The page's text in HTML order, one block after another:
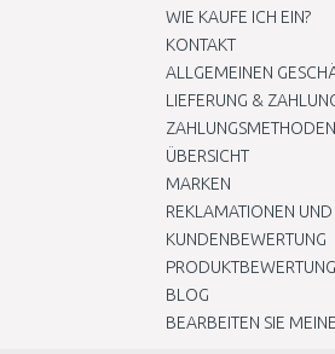
WIE KAUFE ICH EIN?
KONTAKT
ALLGEMEINEN
LIEFERUNG &
ZAHLUNGSMETHODEN
ÜBERSICHT
MARKEN
REKLAMATIONEN UND
KUNDENBEWERTUNG
PRODUKTBEWERTUNG
BLOG
BEARBEITEN SIE